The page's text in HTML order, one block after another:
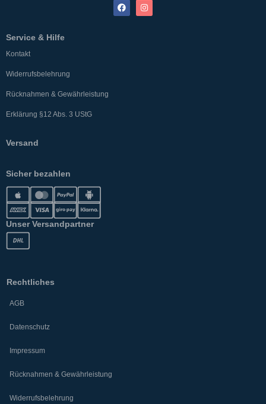
Service & Hilfe
Kontakt
Widerrufsbelehrung
Rücknahmen & Gewährleistung
Erklärung §12 Abs. 3 UStG
Versand
Sicher bezahlen
Unser Versandpartner
Rechtliches
AGB
Datenschutz
Impressum
Rücknahmen & Gewährleistung
Widerrufsbelehrung